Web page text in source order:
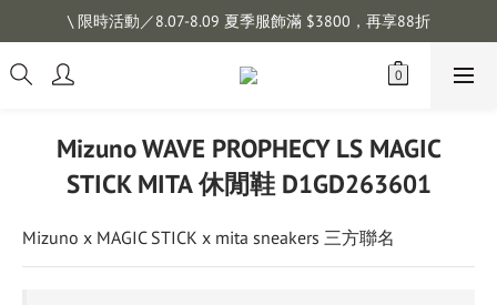
註冊會員拿購物金 $100，滿$1200免運
\ 限時活動／8.07-8.09 夏季服飾滿 $3800，再享88折
註冊會員拿購物金 $100，滿$1200免運
Mizuno WAVE PROPHECY LS MAGIC
STICK MITA 休閒鞋 D1GD263601
Mizuno x MAGIC STICK x mita sneakers 三方聯名